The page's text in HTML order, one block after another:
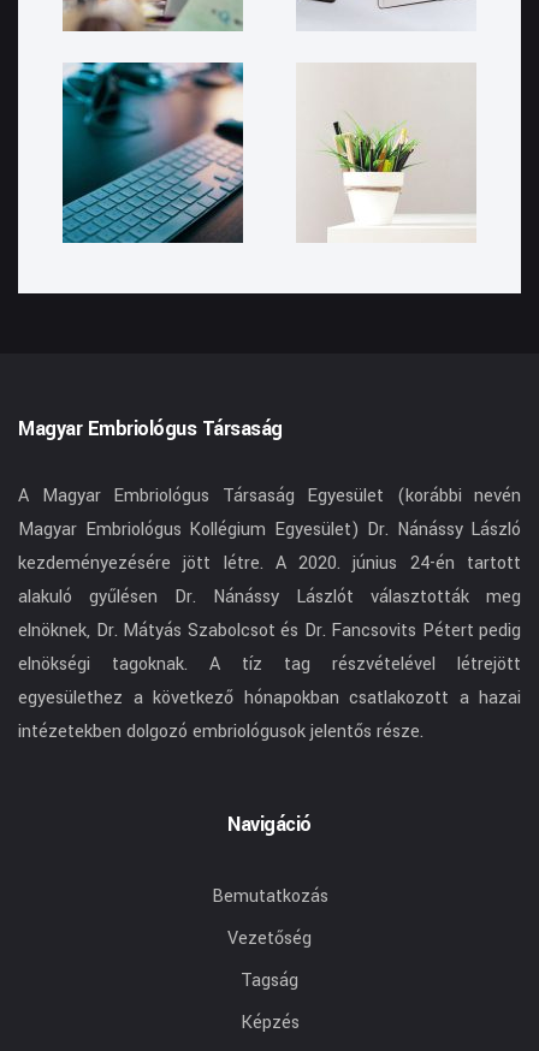
Magyar Embriológus Társaság
A Magyar Embriológus Társaság Egyesület (korábbi nevén
Magyar Embriológus Kollégium Egyesület) Dr. Nánássy László
kezdeményezésére jött létre. A 2020. június 24-én tartott
alakuló gyűlésen Dr. Nánássy Lászlót választották meg
elnöknek, Dr. Mátyás Szabolcsot és Dr. Fancsovits Pétert pedig
elnökségi tagoknak. A tíz tag részvételével létrejött
egyesülethez a következő hónapokban csatlakozott a hazai
intézetekben dolgozó embriológusok jelentős része.
Navigáció
Bemutatkozás
Vezetőség
Tagság
Képzés